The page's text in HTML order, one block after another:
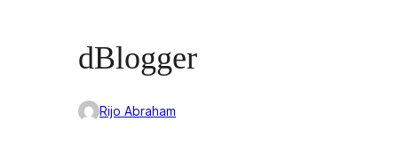
dBlogger
Rijo Abraham